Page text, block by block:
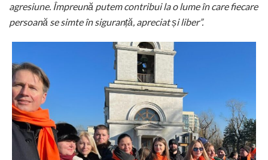
agresiune. Împreună putem contribui la o lume în care fiecare
persoană se simte în siguranță, apreciat și liber”.